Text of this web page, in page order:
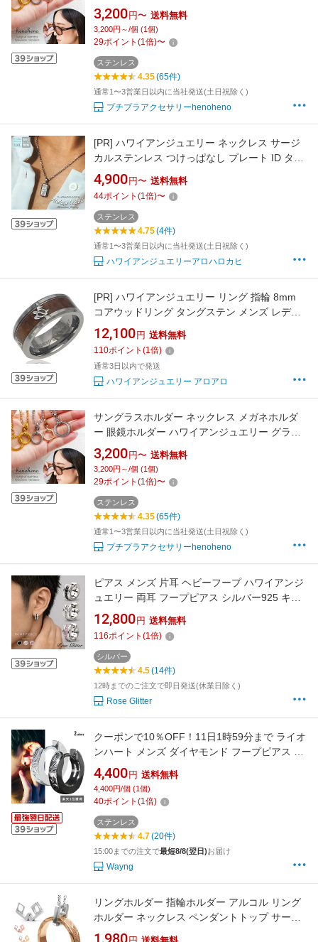
ラスホルダー ペンダント チェーン付き ステン
レス レディース サークル 老眼鏡 ラウンド スク
ロール 金属アレルギー ペアネックレス メンズ
3,200 円〜 送料無料
3,200円～/個 (1個)
29ポイント (1倍)〜
ステンレス
4.35(65件)
通常1〜3営業日以内に当社発送(土日祝除く)
プチプラアクセサリーhenoheno
[PR] ハワイアンジュエリー ネックレス サージ
カルステンレス つけっぱなし プレート ID タグ
金属アレルギー対応 人気 ラッピング つけっぱ
なし 錆びない アロハロカヒ ブランド 【誕生日
記念日】 父の日 ギフト プレゼント
4,900 円〜 送料無料
44ポイント (1倍)〜
ステンレス
4.75(4件)
通常1〜3営業日以内に当社発送(土日祝除く)
ハワイアンジュエリーアロハロカヒ
[PR] ハワイアンジュエリー リング 指輪 8mm
コアウッドリング タングステン メンズ レディ
ース 刻印 コア ホヌ 11号-21号
12,100 円 送料無料
110ポイント (1倍)
通常3日以内で発送
ハワイアンジュエリー アロアロ
サングラスホルダー ネックレス メガネホルダ
ー 眼鏡ホルダー ハワイアンジュエリー グラス
ホルダー ペンダント チェーン付き ステンレス
レディース サークル 老眼鏡 ラウンド スクロー
ル 金属アレルギー ペアネックレス メンズ 男性
3,200 円〜 送料無料
3,200円～/個 (1個)
29ポイント (1倍)〜
ステンレス
4.35(65件)
通常1〜3営業日以内に当社発送(土日祝除く)
プチプラアクセサリーhenoheno
ピアス メンズ 片耳 ヘビーフープ ハワイアンジ
ュエリー 両耳 フープピアス シルバー925 キュ
ービックジルコニア ブラック ピンク クリア レ
ディース ユニセックス 20代 30代 40代 50代 彼
氏 夫 旦那 プレゼント 誕生日 記念日 ギフト か
っこいい シンプル ペア おしゃれ
12,800 円 送料無料
116ポイント (1倍)
シルバー
4.5(14件)
12時までのご注文で即日発送(休業日除く)
Rose Glitter
クーポンで10％OFF！11日1時59分まで ライオ
ンハート メンズ ダイヤモンド フープピアス ブ
ランド ハワイアン 別注 サージカルステンレス
ブラック 黒 シルバー 金属アレルギー対応 ハワ
イアンジュエリー 片耳用 1点売り
4,400 円 送料無料
4,400円/個 (1個)
40ポイント (1倍)
ステンレス
4.7(20件)
15:00までの注文で最短8/8(翌日)お届け
Wayng
リングホルダー 指輪ホルダー アルコル リング
ホルダー ネックレス ペンダントトップ サージ
カルステンレス 316L メンズ レディース ユニセ